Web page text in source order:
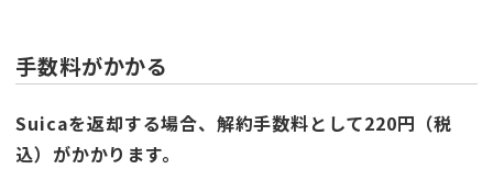
手数料がかかる
Suicaを返却する場合、解約手数料として220円（税
込）がかかります。